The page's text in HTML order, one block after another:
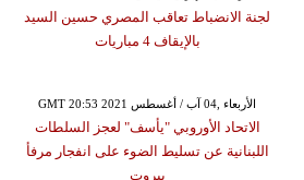
لجنة الانضباط تعاقب المصري حسين السيد
بالإيقاف 4 مباريات
GMT 20:53 2021 الأربعاء ,04 آب / أغسطس
الاتحاد الأوروبي "يأسف" لعجز السلطات
اللبنانية عن تسليط الضوء على انفجار مرفأ
بيروت